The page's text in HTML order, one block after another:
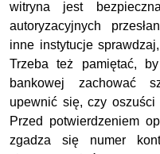
witryna jest
autoryzacyjnych
inne instytucje
Trzeba też pamiętać,
bankowej zachować
upewnić się, czy oszuści
Przed potwierdzeniem
zgadza się numer